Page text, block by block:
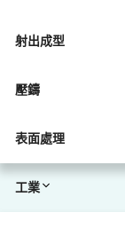
射出成型
壓鑄
表面處理
工業